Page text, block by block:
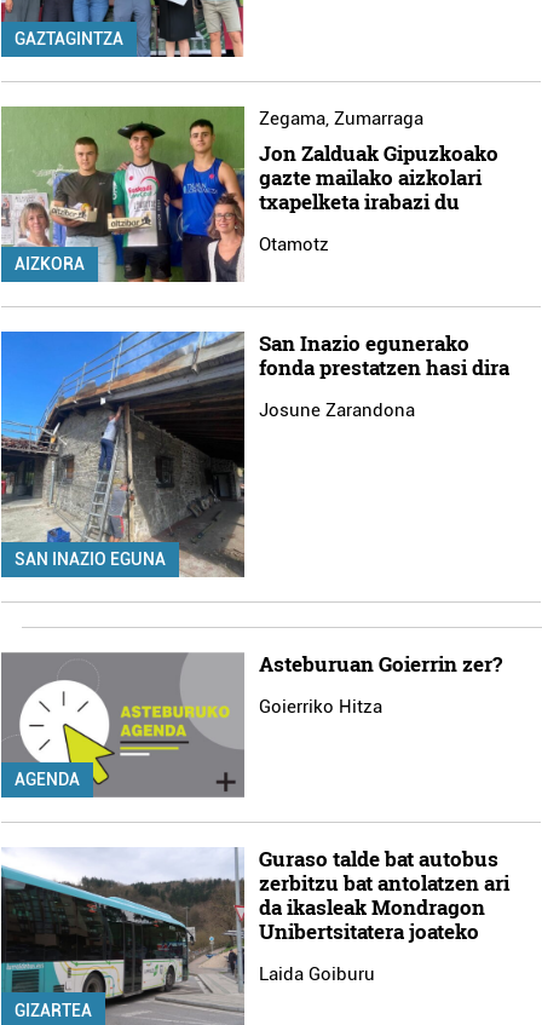
GAZTAGINTZA
AIZKORA
Zegama, Zumarraga
Jon Zalduak Gipuzkoako
gazte mailako aizkolari
txapelketa irabazi du
Otamotz
SAN INAZIO EGUNA
San Inazio egunerako
fonda prestatzen hasi dira
Josune Zarandona
AGENDA
Asteburuan Goierrin zer?
Goierriko Hitza
GIZARTEA
Guraso talde bat autobus
zerbitzu bat antolatzen ari
da ikasleak Mondragon
Unibertsitatera joateko
Laida Goiburu